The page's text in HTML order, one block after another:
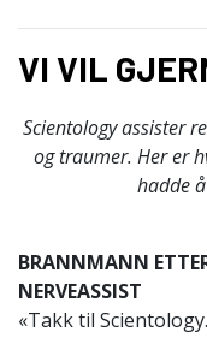
VI VIL
Scientology assister
og traumer. Her er
hadde
BRANNMANN
NERVEASSIST
«Takk til